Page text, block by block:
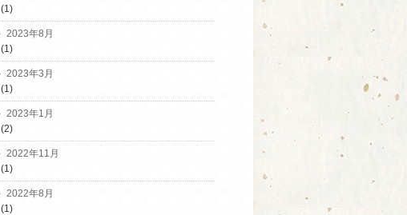
(1)
2023年8月
(1)
2023年3月
(1)
2023年1月
(2)
2022年11月
(1)
2022年8月
(1)